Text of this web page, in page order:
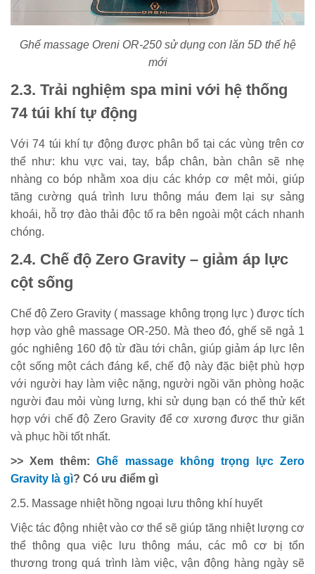
Ghế massage Oreni OR-250 sử dụng con lăn 5D thế hệ
mới
2.3. Trải nghiệm spa mini với hệ thống
74 túi khí tự động
Với 74 túi khí tự động được phân bổ tại các vùng trên cơ
thể như: khu vực vai, tay, bắp chân, bàn chân sẽ nhẹ
nhàng co bóp nhằm xoa dịu các khớp cơ mệt mỏi, giúp
tăng cường quá trình lưu thông máu đem lại sự sảng
khoái, hỗ trợ đào thải độc tố ra bên ngoài một cách nhanh
chóng.
2.4. Chế độ Zero Gravity – giảm áp lực
cột sống
Chế độ Zero Gravity ( massage không trọng lực ) được tích
hợp vào ghê massage OR-250. Mà theo đó, ghế sẽ ngả 1
góc nghiêng 160 độ từ đầu tới chân, giúp giảm áp lực lên
cột sống một cách đáng kể, chế độ này đặc biệt phù hợp
với người hay làm việc nặng, người ngồi văn phòng hoặc
người đau mỏi vùng lưng, khi sử dụng bạn có thể thử kết
hợp với chế độ Zero Gravity để cơ xương được thư giãn
và phục hồi tốt nhất.
>> Xem thêm:Ghế massage không trọng lực Zero
Gravity là gì? Có ưu điểm gì
2.5. Massage nhiệt hồng ngoại lưu thông khí huyết
Việc tác động nhiệt vào cơ thể sẽ giúp tăng nhiệt lượng cơ
thể thông qua việc lưu thông máu, các mô cơ bị tổn
thương trong quá trình làm việc, vận động hàng ngày sẽ